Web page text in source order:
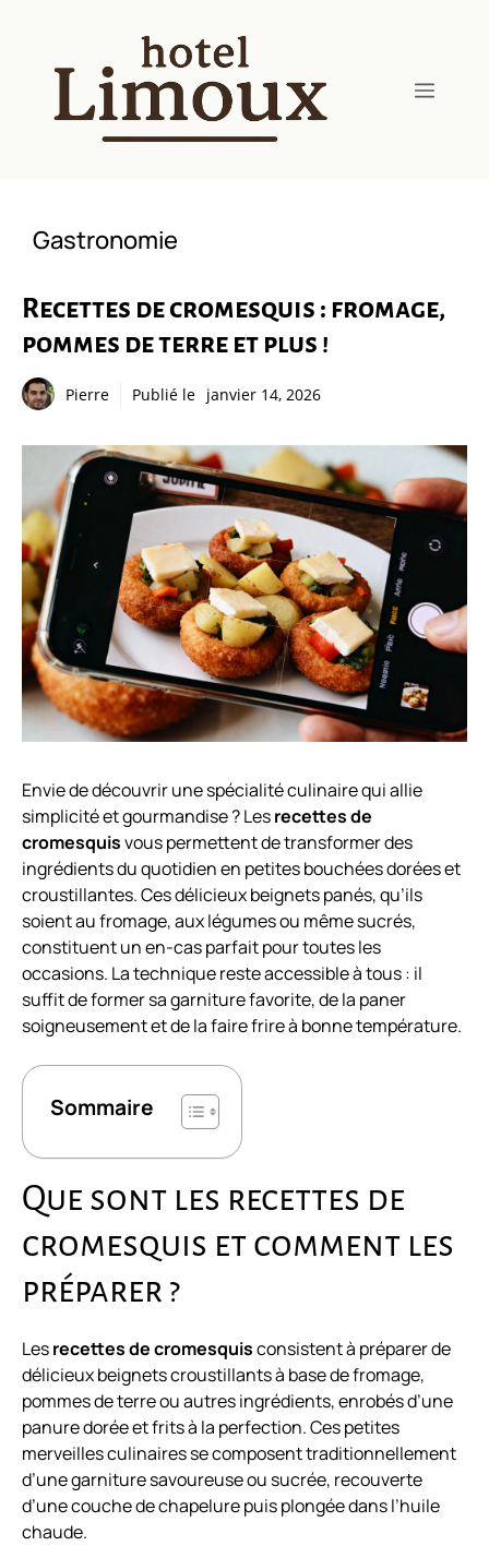
contenu
Menu
Gastronomie
Recettes de cromesquis : fromage,
pommes de terre et plus !
Pierre Publié le janvier 14, 2026
Envie de découvrir une spécialité culinaire qui allie
simplicité et gourmandise ? Lesrecettes de
cromesquisvous permettent de transformer des
ingrédients du quotidien en petites bouchées dorées et
croustillantes. Ces délicieux beignets panés, qu’ils
soient au fromage, aux légumes ou même sucrés,
constituent un en-cas parfait pour toutes les
occasions. La technique reste accessible à tous : il
suffit de former sa garniture favorite, de la paner
soigneusement et de la faire frire à bonne température.
Sommaire
Que sont les recettes de
cromesquis et comment les
préparer ?
Lesrecettes de cromesquisconsistent à préparer de
délicieux beignets croustillants à base de fromage,
pommes de terre ou autres ingrédients, enrobés d’une
panure dorée et frits à la perfection. Ces petites
merveilles culinaires se composent traditionnellement
d’une garniture savoureuse ou sucrée, recouverte
d’une couche de chapelure puis plongée dans l’huile
chaude.